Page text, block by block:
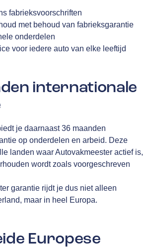
fabrieksvoorschriften
met behoud van fabrieksgarantie
onderdelen
voor iedere auto van elke leeftijd
internationale
je daarnaast 36 maanden
op onderdelen en arbeid. Deze
landen waar Autovakmeester actief is,
wordt zoals voorgeschreven
garantie rijdt je dus niet alleen
maar in heel Europa.
Europese